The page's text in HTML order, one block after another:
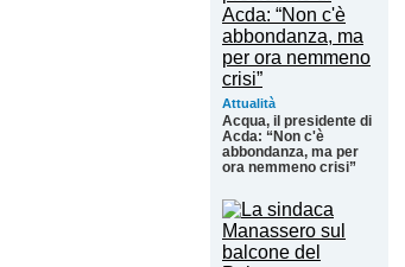
Attualità
Acqua, il presidente di
Acda: “Non c'è
abbondanza, ma per
ora nemmeno crisi”